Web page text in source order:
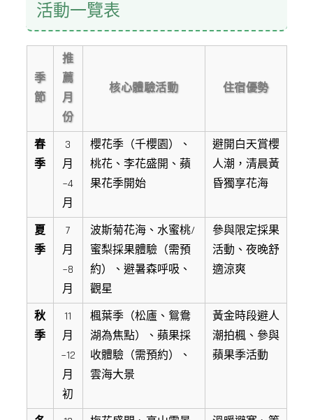
活動一覽表
季
節
推
薦
月
份
核心體驗活動 住宿優勢
春
季
3
月
~4
月
櫻花季（千櫻園）、
桃花、李花盛開、蘋
果花季開始
避開白天賞櫻
人潮，清晨黃
昏獨享花海
夏
季
7
月
~8
月
波斯菊花海、水蜜桃/
蜜梨採果體驗（需預
約）、避暑森呼吸、
觀星
參與限定採果
活動、夜晚舒
適涼爽
秋
季
11
月
~12
月
初
楓葉季（松廬、鴛鴦
湖為焦點）、蘋果採
收體驗（需預約）、
雲海大景
黃金時段避人
潮拍楓、參與
蘋果季活動